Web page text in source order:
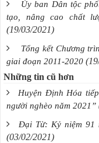
Ủy ban Dân tộc
tạo, nâng cao chất
(19/03/2021)
Tổng kết Chương
giai đoạn 2011-2020
Những tin cũ hơn
Huyện Định Hóa
người nghèo năm 2021”
Đại Từ: Kỷ niệm 91
(03/02/2021)